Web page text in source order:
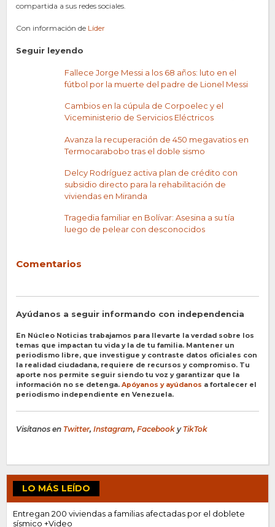
compartida a sus redes sociales.
Con información de Líder
Seguir leyendo
Fallece Jorge Messi a los 68 años: luto en el
fútbol por la muerte del padre de Lionel Messi
Cambios en la cúpula de Corpoelec y el
Viceministerio de Servicios Eléctricos
Avanza la recuperación de 450 megavatios en
Termocarabobo tras el doble sismo
Delcy Rodríguez activa plan de crédito con
subsidio directo para la rehabilitación de
viviendas en Miranda
Tragedia familiar en Bolívar: Asesina a su tía
luego de pelear con desconocidos
Comentarios
Ayúdanos a seguir informando con independencia
En Núcleo Noticias trabajamos para llevarte la verdad sobre los
temas que impactan tu vida y la de tu familia. Mantener un
periodismo libre, que investigue y contraste datos oficiales con
la realidad ciudadana, requiere de recursos y compromiso. Tu
aporte nos permite seguir siendo tu voz y garantizar que la
información no se detenga. Apóyanos y ayúdanos a fortalecer el
periodismo independiente en Venezuela.
Visítanos en Twitter, Instagram, Facebook y TikTok
LO MÁS LEÍDO
Entregan 200 viviendas a familias afectadas por el doblete
sísmico +Video